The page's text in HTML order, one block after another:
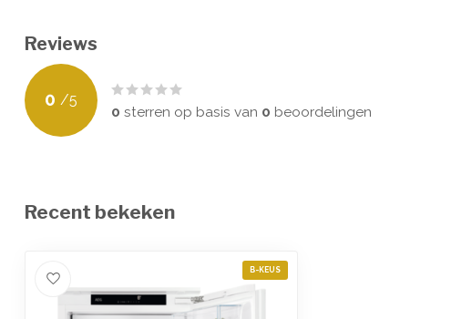
Reviews
0 /5
0 sterren op basis van 0 beoordelingen
Recent bekeken
B-KEUS